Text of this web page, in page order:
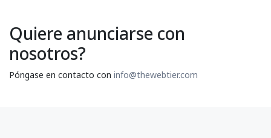
Quiere anunciarse con
nosotros?
Póngase en contacto con info@thewebtier.com